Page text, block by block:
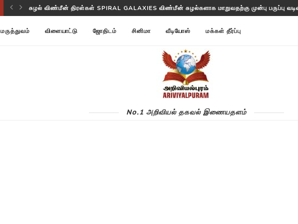
சுழல் விண்மீன் திரள்கள் SPIRAL GALAXIES விண்மீன் சுழல்களாக மாறுவதற்கு முன்பு பருப்பு
மருத்துவம் விளையாட்டு ஜோதிடம் சினிமா வீடியோஸ் மக்கள் தீர்ப்பு
No.1 அறிவியல் தகவல் இணையதளம்